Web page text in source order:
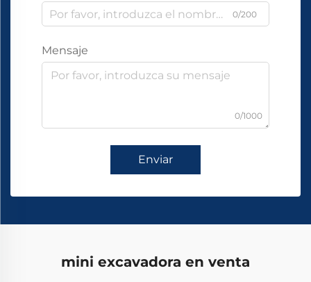
0/200
Mensaje
0/1000
Enviar
mini excavadora en venta